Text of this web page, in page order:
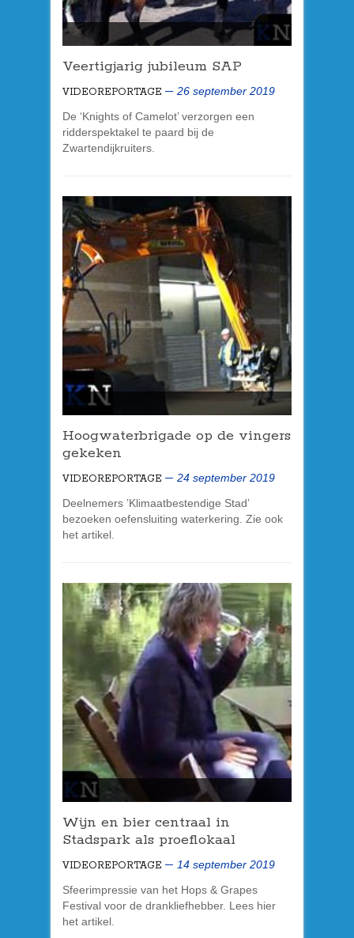
Veertigjarig jubileum SAP
VIDEOREPORTAGE
26 september 2019
De ‘Knights of Camelot’ verzorgen een
ridderspektakel te paard bij de
Zwartendijkruiters.
Hoogwaterbrigade op de vingers
gekeken
VIDEOREPORTAGE
24 september 2019
Deelnemers ’Klimaatbestendige Stad’
bezoeken oefensluiting waterkering. Zie ook
het artikel.
Wijn en bier centraal in
Stadspark als proeflokaal
VIDEOREPORTAGE
14 september 2019
Sfeerimpressie van het Hops & Grapes
Festival voor de drankliefhebber. Lees hier
het artikel.